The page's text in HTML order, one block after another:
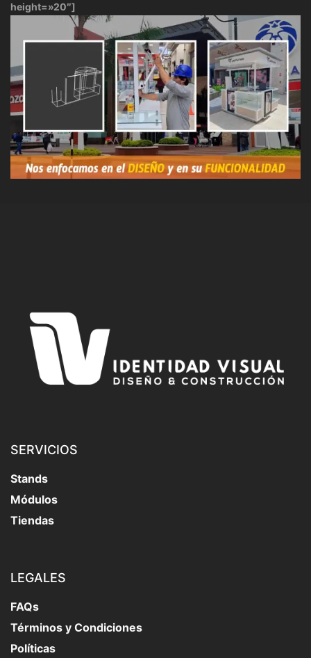
height=»20″]
SERVICIOS
Stands
Módulos
Tiendas
LEGALES
FAQs
Términos y Condiciones
Políticas